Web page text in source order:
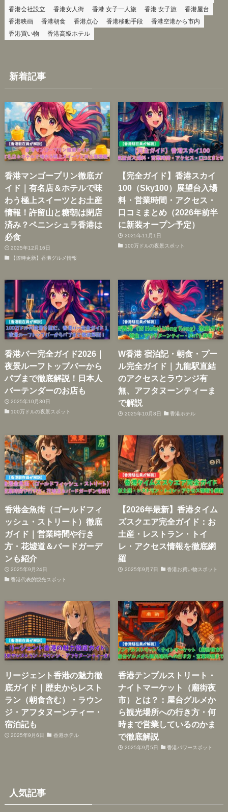
香港会社設立
香港女人街 香港 女子一人旅 香港 女子旅
香港屋台
香港映画
香港朝食 香港点心 香港移動手段
香港空港から市内
香港買い物
香港高級ホテル
新着記事
香港マンゴープリン徹底ガ
イド｜有名店＆ホテルで味
わう極上スイーツとお土産
情報！許留山と糖朝は閉店
済み？ペニンシュラ香港は
必食
2025年12月16日
【随時更新】香港グルメ情報
【完全ガイド】香港スカイ
100（Sky100）展望台入場
料・営業時間・アクセス・
口コミまとめ（2026年前半
に新装オープン予定）
2025年11月1日
100万ドルの夜景スポット
香港バー完全ガイド2026｜
夜景ルーフトップバーから
パブまで徹底解説！日本人
バーテンダーのお店も
2025年10月30日
100万ドルの夜景スポット
W香港 宿泊記・朝食・プー
ル完全ガイド｜九龍駅直結
のアクセスとラウンジ有
無、アフタヌーンティーま
で解説
2025年10月8日 香港ホテル
香港金魚街（ゴールドフィ
ッシュ・ストリート）徹底
ガイド｜営業時間や行き
方・花墟道＆バードガーデ
ンも紹介
2025年9月24日
香港代表的観光スポット
【2026年最新】香港タイム
ズスクエア完全ガイド：お
土産・レストラン・トイ
レ・アクセス情報を徹底網
羅
2025年9月7日 香港お買い物スポット
リージェント香港の魅力徹
底ガイド｜歴史からレスト
ラン（朝食含む）・ラウン
ジ・アフタヌーンティー・
宿泊記も
2025年9月6日 香港ホテル
香港テンプルストリート・
ナイトマーケット（廟街夜
市）とは？：屋台グルメか
ら観光場所への行き方・何
時まで営業しているのかま
で徹底解説
2025年9月5日 香港パワースポット
人気記事